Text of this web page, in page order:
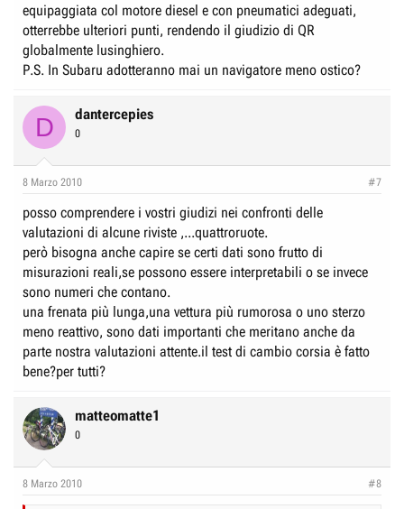
equipaggiata col motore diesel e con pneumatici adeguati,
otterrebbe ulteriori punti, rendendo il giudizio di QR
globalmente lusinghiero.
P.S. In Subaru adotteranno mai un navigatore meno ostico?
D dantercepies
0
8 Marzo 2010 #7
posso comprendere i vostri giudizi nei confronti delle
valutazioni di alcune riviste ,...quattroruote.
però bisogna anche capire se certi dati sono frutto di
misurazioni reali,se possono essere interpretabili o se invece
sono numeri che contano.
una frenata più lunga,una vettura più rumorosa o uno sterzo
meno reattivo, sono dati importanti che meritano anche da
parte nostra valutazioni attente.il test di cambio corsia è fatto
bene?per tutti?
matteomatte1
0
8 Marzo 2010 #8